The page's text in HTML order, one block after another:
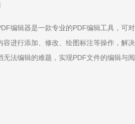
编辑器是一款专业的PDF编辑工具，可对
容进行添加、修改、绘图标注等操作，解决
无法编辑的难题，实现PDF文件的编辑与阅